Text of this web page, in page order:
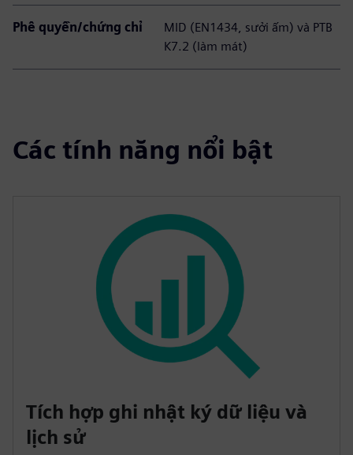
Phê quyền/chứng chỉ
MID (EN1434, sưởi ấm) và PTB
K7.2 (làm mát)
Các tính năng nổi bật
Tích hợp ghi nhật ký dữ liệu và
lịch sử